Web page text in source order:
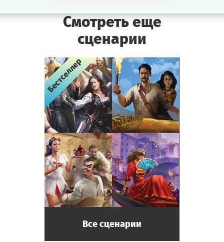
Смотреть еще
сценарии
Все сценарии
Бестселлер
Бестселлер
Бестселлер
Бестселлер